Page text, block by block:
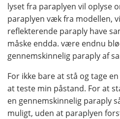
lyset fra paraplyen vil oplyse
paraplyen væk fra modellen,
reflekterende paraply have
måske endda. være endnu
gennemskinnelig paraply af
For ikke bare at stå og tage
at teste min påstand. For at
en gennemskinnelig paraply
muligt, uden at paraplyen